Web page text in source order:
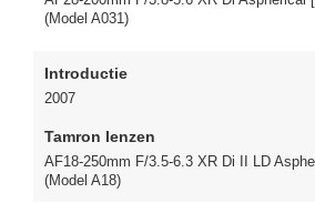
(Model A031)
Introductie
2007
Tamron lenzen
AF18-250mm F/3.5-6.3 XR Di II LD
(Model A18)